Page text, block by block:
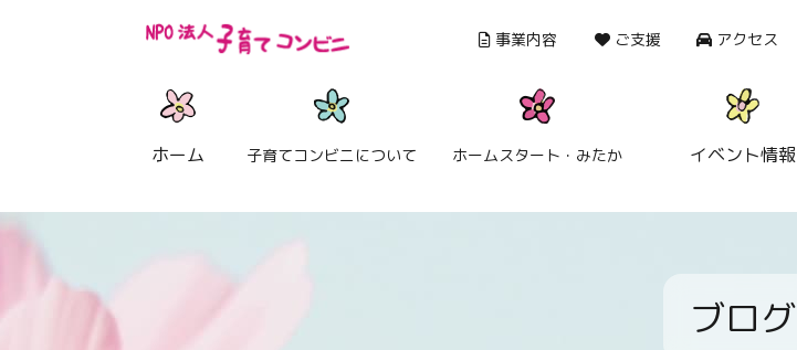
事業内容 ご支援 アクセス
ホーム 子育てコンビニについて ホームスタート・みたか イベント情報
ブログ